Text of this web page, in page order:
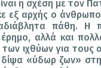
η σχέση με τον
εξ αρχής ο
πάθη. Η
αλλά και
ιχθύων για τους
«ύδωρ ζων»